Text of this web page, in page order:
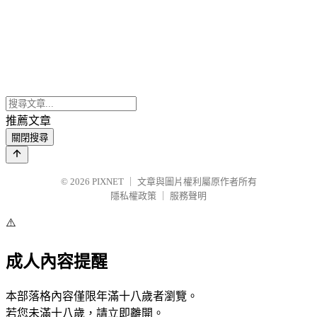
推薦文章
關閉搜尋
© 2026 PIXNET
文章與圖片權利屬原作者所有
隱私權政策
服務聲明
⚠️
成人內容提醒
本部落格內容僅限年滿十八歲者瀏覽。
若您未滿十八歲，請立即離開。